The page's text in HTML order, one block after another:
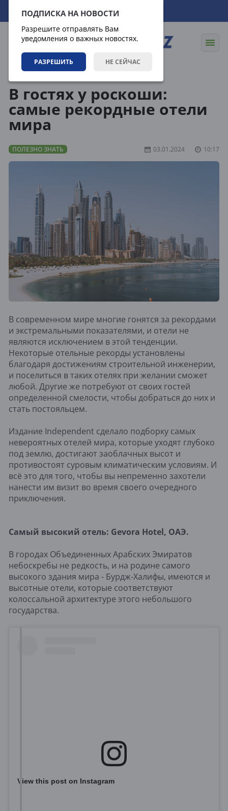
ПОДПИСКА НА НОВОСТИ
Разрешите отправлять Вам
уведомления о важных новостях.
РАЗРЕШИТЬ НЕ СЕЙЧАС
09.08.2026 14:45:13
В гостях у роскоши:
самые рекордные отели
мира
ПОЛЕЗНО ЗНАТЬ 03.01.2024 10:17
В современном мире многие гонятся за рекордами
и экстремальными показателями, и отели не
являются исключением в этой тенденции.
Некоторые отельные рекорды установлены
благодаря достижениям строительной инженерии,
и поселиться в таких отелях при желании сможет
любой. Другие же потребуют от своих гостей
определенной смелости, чтобы добраться до них и
стать постояльцем.
Издание Independent сделало подборку самых
невероятных отелей мира, которые уходят глубоко
под землю, достигают заоблачных высот и
противостоят суровым климатическим условиям. И
всё это для того, чтобы вы непременно захотели
нанести им визит во время своего очередного
приключения.
Самый высокий отель: Gevora Hotel, ОАЭ.
В городах Объединенных Арабских Эмиратов
небоскребы не редкость, и на родине самого
высокого здания мира - Бурдж-Халифы, имеются и
высотные отели, которые соответствуют
колоссальной архитектуре этого небольшого
государства.
View this post on Instagram